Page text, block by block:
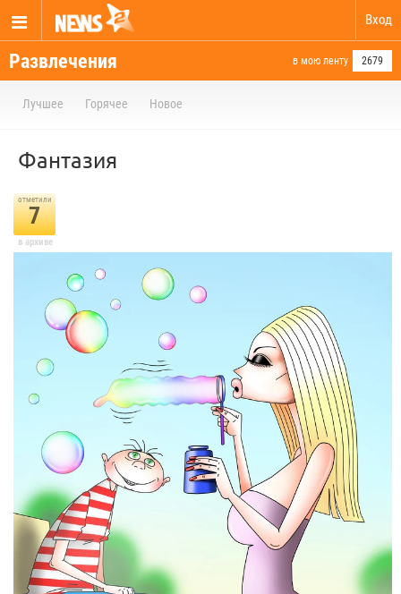
Вход
Развлечения в мою ленту 2679
Лучшее Горячее Новое
Фантазия
отметили
7
в архиве